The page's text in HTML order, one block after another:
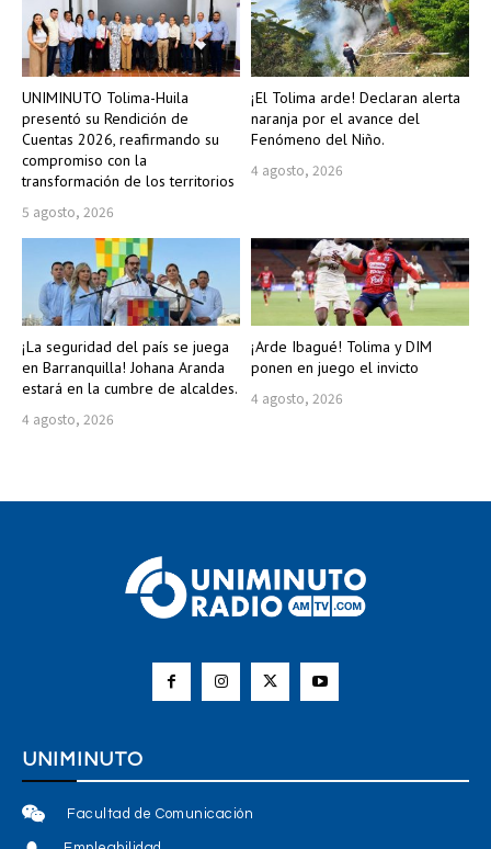
UNIMINUTO Tolima-Huila
presentó su Rendición de
Cuentas 2026, reafirmando su
compromiso con la
transformación de los territorios
5 agosto, 2026
¡El Tolima arde! Declaran alerta
naranja por el avance del
Fenómeno del Niño.
4 agosto, 2026
¡La seguridad del país se juega
en Barranquilla! Johana Aranda
estará en la cumbre de alcaldes.
4 agosto, 2026
¡Arde Ibagué! Tolima y DIM
ponen en juego el invicto
4 agosto, 2026
UNIMINUTO
Facultad de Comunicación